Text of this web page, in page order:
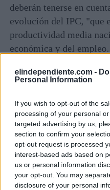
elindependiente.com -
Personal Information
If you wish to opt-out of the
processing of your personal
targeted advertising by us,
section to confirm your
opt-out request is processed
interest-based ads based on
us or personal information
your opt-out. You may
disclosure of your personal
deberán tenerse en
evolución del IPC, "que
productividad media
económica y del empleo.